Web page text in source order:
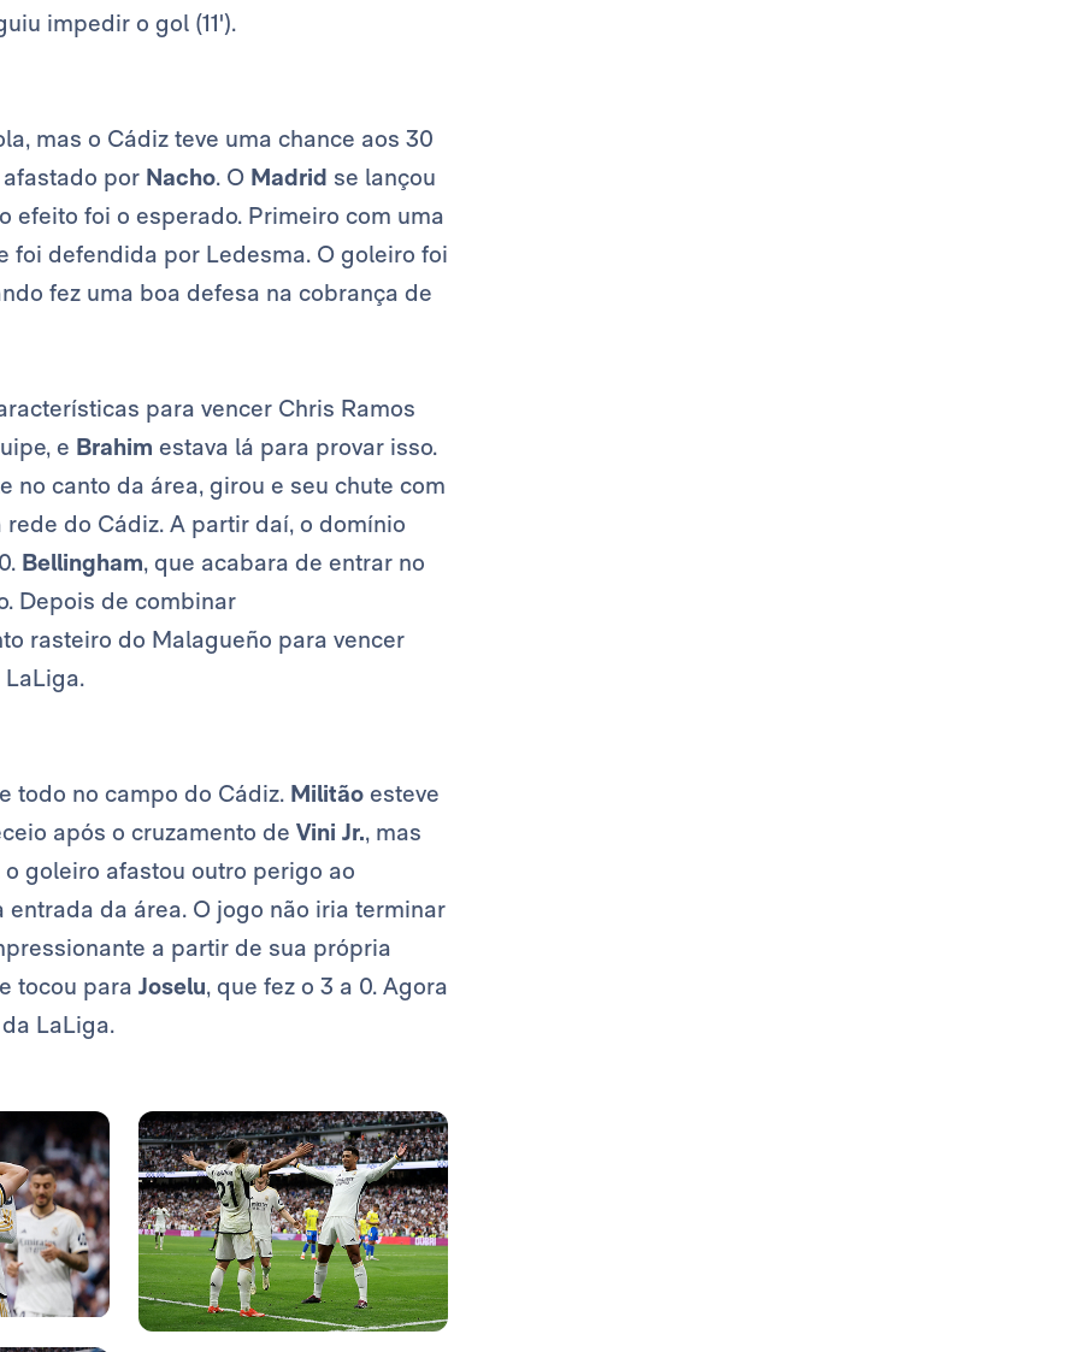
impedir o gol (11').
mas o Cádiz teve uma chance aos 30
por Nacho. O Madrid se lançou
efeito foi o esperado. Primeiro com uma
foi defendida por Ledesma. O goleiro foi
fez uma boa defesa na cobrança de
para vencer Chris Ramos
e Brahim estava lá para provar isso.
no canto da área, girou e seu chute com
do Cádiz. A partir daí, o domínio
Bellingham, que acabara de entrar no
Depois de combinar
rasteiro do Malagueño para vencer
todo no campo do Cádiz. Militão esteve
após o cruzamento de Vini Jr., mas
goleiro afastou outro perigo ao
da área. O jogo não iria terminar
a partir de sua própria
tocou para Joselu, que fez o 3 a 0. Agora
LaLiga.